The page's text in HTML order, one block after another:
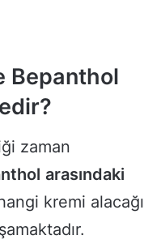
Bepanthol
zaman
arasındaki
kremi alacağı